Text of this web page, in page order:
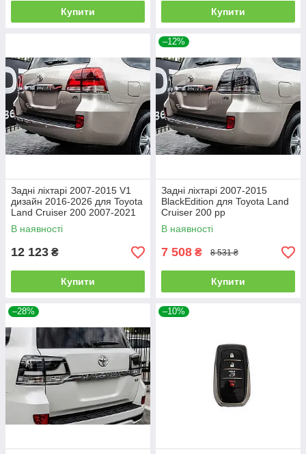
Купити Купити
Задні ліхтарі 2007-2015 V1
дизайн 2016-2026 для Toyota
Land Cruiser 200 2007-2021
рр
В наявності
12 123 ₴
Купити
–12%
Задні ліхтарі 2007-2015
BlackEdition для Toyota Land
Cruiser 200 рр
В наявності
7 508 ₴ 8 531 ₴
Купити
–28% –10%